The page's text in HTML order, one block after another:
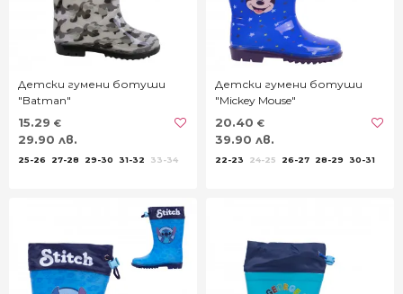
Детски гумени ботуши
"Batman"
15.29 €
29.90 лв.
25-26 27-28 29-30 31-32 33-34
Детски гумени ботуши
"Mickey Mouse"
20.40 €
39.90 лв.
22-23 24-25 26-27 28-29 30-31